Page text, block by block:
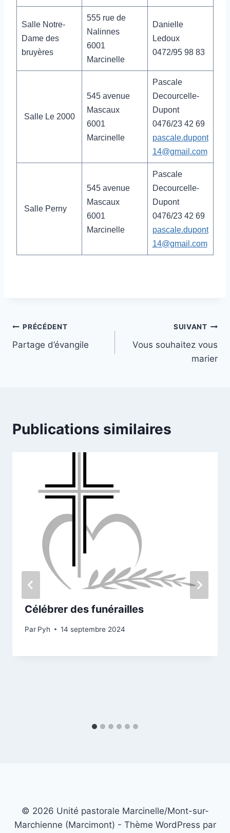
Salle Notre-
Dame des
bruyères
555 rue de
Nalinnes
6001
Marcinelle
Danielle
Ledoux
0472/95 98 83
Salle Le 2000
545 avenue
Mascaux
6001
Marcinelle
Pascale
Decourcelle-
Dupont
0476/23 42 69
pascale.dupont
14@gmail.com
Salle Perny
545 avenue
Mascaux
6001
Marcinelle
Pascale
Decourcelle-
Dupont
0476/23 42 69
pascale.dupont
14@gmail.com
Navigation
de
PRÉCÉDENT
Partage d’évangile
SUIVANT
Vous souhaitez vous
marier
Publications similaires
Célébrer des funérailles
Par Pyh 14 septembre 2024
© 2026 Unité pastorale Marcinelle/Mont-sur-
Marchienne (Marcimont) - Thème WordPress par